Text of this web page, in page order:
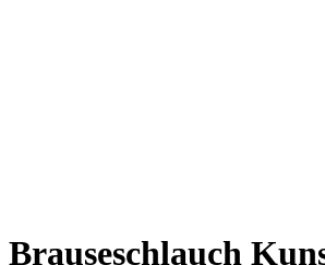
Brauseschlauch